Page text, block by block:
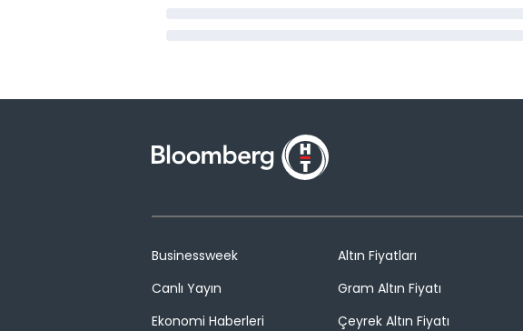
Businessweek
Canlı Yayın
Ekonomi Haberleri
Altın Fiyatları
Gram Altın Fiyatı
Çeyrek Altın Fiyatı